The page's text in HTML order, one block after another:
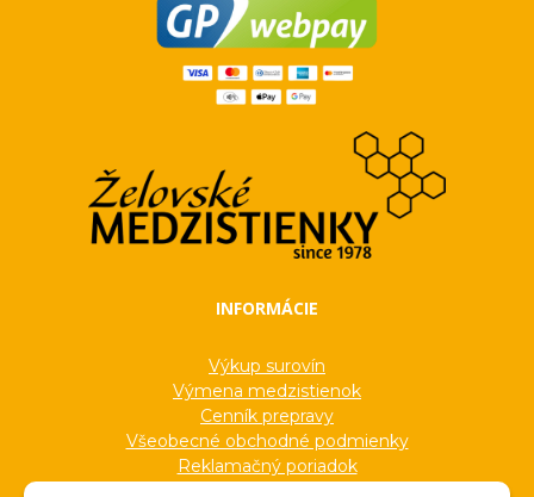
INFORMÁCIE
Výkup surovín
Výmena medzistienok
Cenník prepravy
Všeobecné obchodné podmienky
Reklamačný poriadok